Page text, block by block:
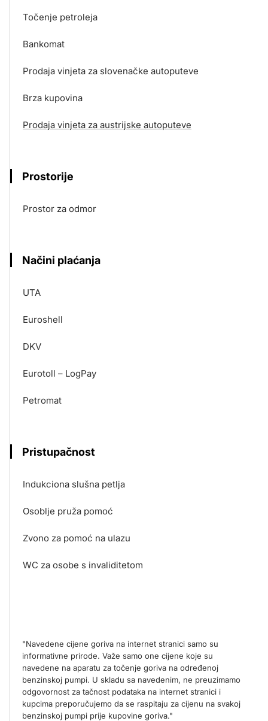
Točenje petroleja
Bankomat
Prodaja vinjeta za slovenačke autoputeve
Brza kupovina
Prodaja vinjeta za austrijske autoputeve
Prostorije
Prostor za odmor
Načini plaćanja
UTA
Euroshell
DKV
Eurotoll – LogPay
Petromat
Pristupačnost
Indukciona slušna petlja
Osoblje pruža pomoć
Zvono za pomoć na ulazu
WC za osobe s invaliditetom
"Navedene cijene goriva na internet stranici samo su
informativne prirode. Važe samo one cijene koje su
navedene na aparatu za točenje goriva na određenoj
benzinskoj pumpi. U skladu sa navedenim, ne preuzimamo
odgovornost za tačnost podataka na internet stranici i
kupcima preporučujemo da se raspitaju za cijenu na svakoj
benzinskoj pumpi prije kupovine goriva."